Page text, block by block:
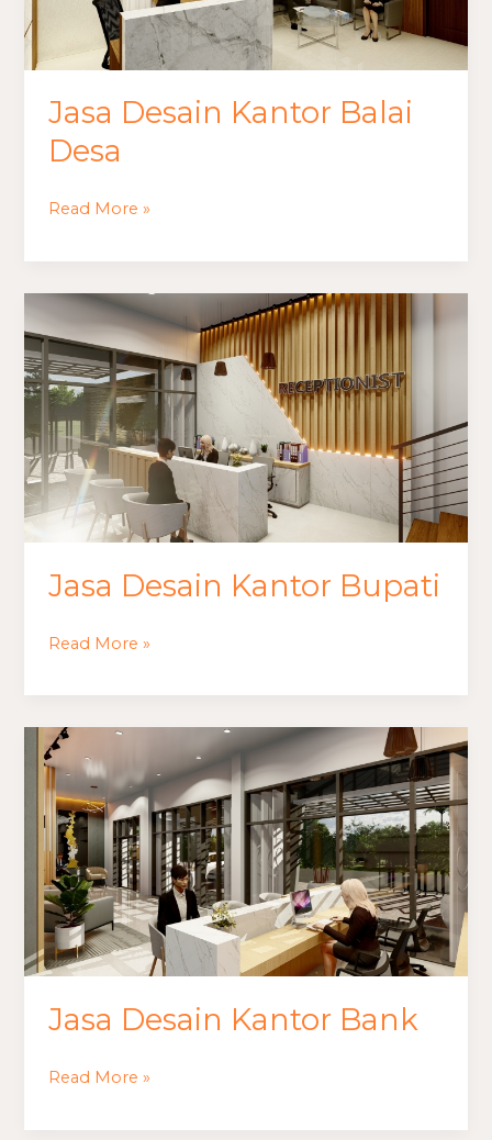
Jasa Desain Kantor Balai
Desa
Read More »
Jasa Desain Kantor Bupati
Jasa
Desain
Kantor
Bupati
Read More »
Jasa Desain Kantor Bank
Jasa
Desain
Kantor
Bank
Read More »